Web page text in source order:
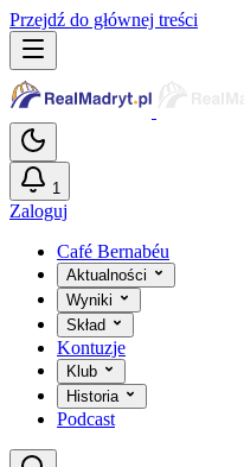
Przejdź do głównej treści
1
Zaloguj
Café Bernabéu
Aktualności
Wyniki
Skład
Kontuzje
Klub
Historia
Podcast